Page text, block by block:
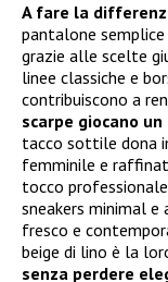
A fare la
pantalone
grazie alle scelte
linee classiche e
contribuiscono a
scarpe giocano
tacco sottile dona
femminile e
tocco
sneakers minimal
fresco e
beige di lino è la
senza perdere